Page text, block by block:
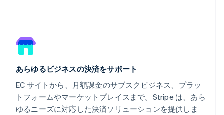
あらゆるビジネスの決済をサポート
EC サイトから、月額課金のサブスクビジネス、プラッ
トフォームやマーケットプレイスまで。Stripe は、あら
ゆるニーズに対応した決済ソリューションを提供しま